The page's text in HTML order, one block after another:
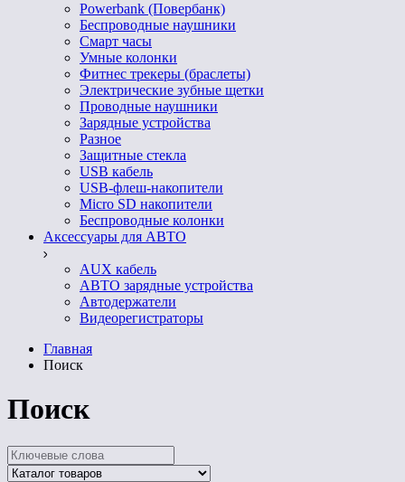
Powerbank (Повербанк)
Беспроводные наушники
Смарт часы
Умные колонки
Фитнес трекеры (браслеты)
Электрические зубные щетки
Проводные наушники
Зарядные устройства
Разное
Защитные стекла
USB кабель
USB-флеш-накопители
Micro SD накопители
Беспроводные колонки
Аксессуары для АВТО
AUX кабель
АВТО зарядные устройства
Автодержатели
Видеорегистраторы
Главная
Поиск
Поиск